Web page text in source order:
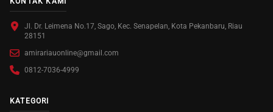
Jl. Dr. Leimena No.17, Sago, Kec. Senapelan, Kota Pekanbaru, Riau
28151
amirariauonline@gmail.com
0812-7036-4999
KATEGORI